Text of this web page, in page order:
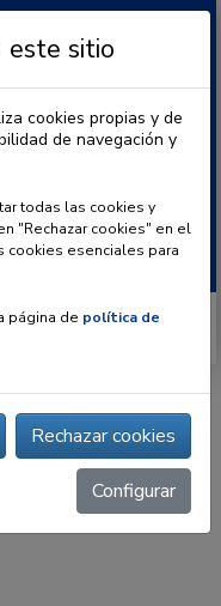
mando»Cuadro de
Dimensión 2
este sitio
cookies propias y de
de navegación y
todas las cookies y
"Rechazar cookies" en el
cookies esenciales para
página de política de
Rechazar cookies
Configurar